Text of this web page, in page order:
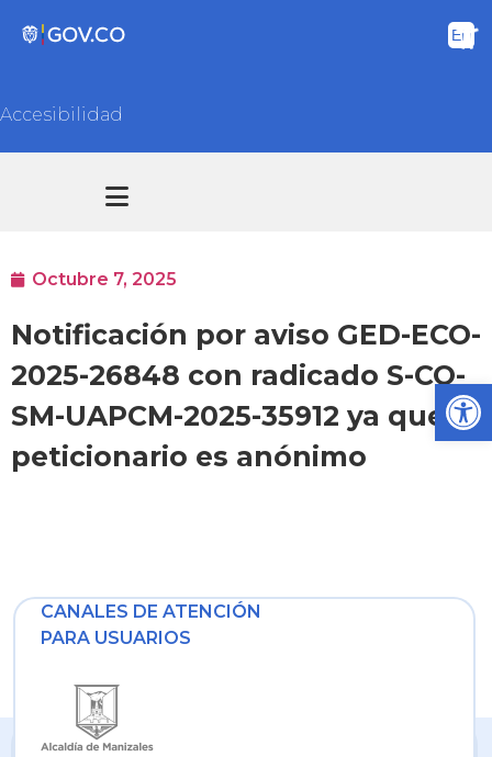
Accesibilidad
Octubre 7, 2025
Notificación por aviso GED-ECO-
2025-26848 con radicado S-CO-
SM-UAPCM-2025-35912 ya que el
peticionario es anónimo
CANALES DE ATENCIÓN
PARA USUARIOS